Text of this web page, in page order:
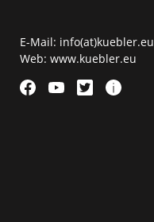
E-Mail: info(at)kuebler.eu
Web: www.kuebler.eu